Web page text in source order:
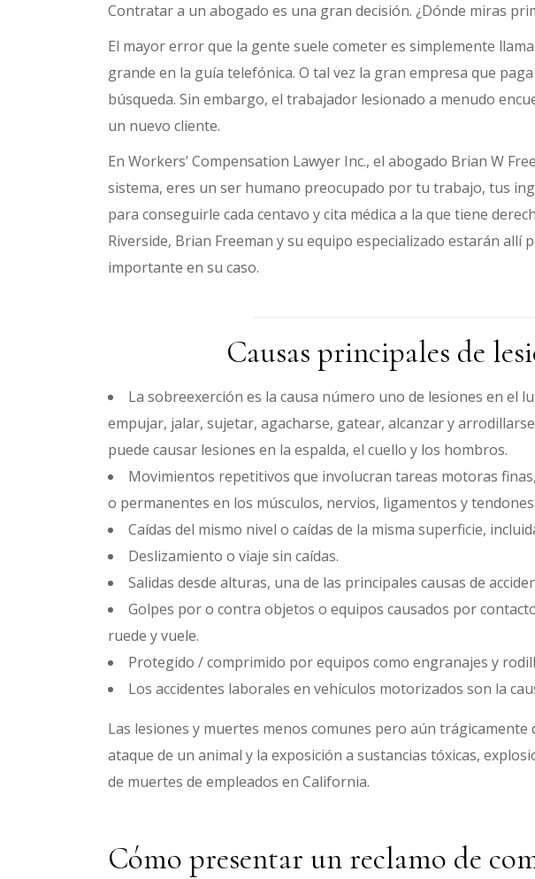
Contratar a un abogado es una gran decisión. ¿Dónde miras
El mayor error que la gente suele cometer es simplemente
grande en la guía telefónica. O tal vez la gran empresa que
búsqueda. Sin embargo, el trabajador lesionado a menudo
un nuevo cliente.
En Workers’ Compensation Lawyer Inc., el abogado Brian W
sistema, eres un ser humano preocupado por tu trabajo, tus
para conseguirle cada centavo y cita médica a la que tiene
Riverside, Brian Freeman y su equipo especializado estarán
importante en su caso.
Causas principales de
La sobreexerción es la causa número uno de lesiones en el
empujar, jalar, sujetar, agacharse, gatear, alcanzar y
puede causar lesiones en la espalda, el cuello y los hombros.
Movimientos repetitivos que involucran tareas motoras
o permanentes en los músculos, nervios, ligamentos y tendones.
Caídas del mismo nivel o caídas de la misma superficie,
Deslizamiento o viaje sin caídas.
Salidas desde alturas, una de las principales causas de
Golpes por o contra objetos o equipos causados por
ruede y vuele.
Protegido / comprimido por equipos como engranajes y
Los accidentes laborales en vehículos motorizados son la
Las lesiones y muertes menos comunes pero aún
ataque de un animal y la exposición a sustancias tóxicas,
de muertes de empleados en California.
Cómo presentar un reclamo de